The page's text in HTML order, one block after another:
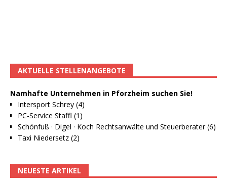
AKTUELLE STELLENANGEBOTE
Namhafte Unternehmen in Pforzheim suchen Sie!
Intersport Schrey (4)
PC-Service Staffl (1)
Schönfuß · Digel · Koch Rechtsanwälte und Steuerberater (6)
Taxi Niedersetz (2)
NEUESTE ARTIKEL